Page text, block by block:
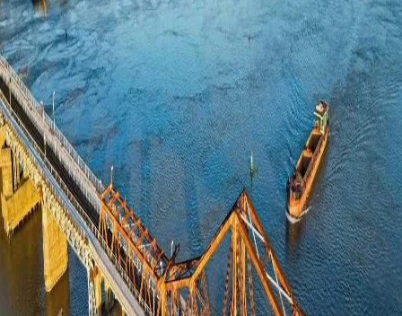
PHOTO
VIDÉO
À PROPOS DU "PEUPLE"
TIẾNG VIỆT
ENGLISH
中文
РУССКИЙ